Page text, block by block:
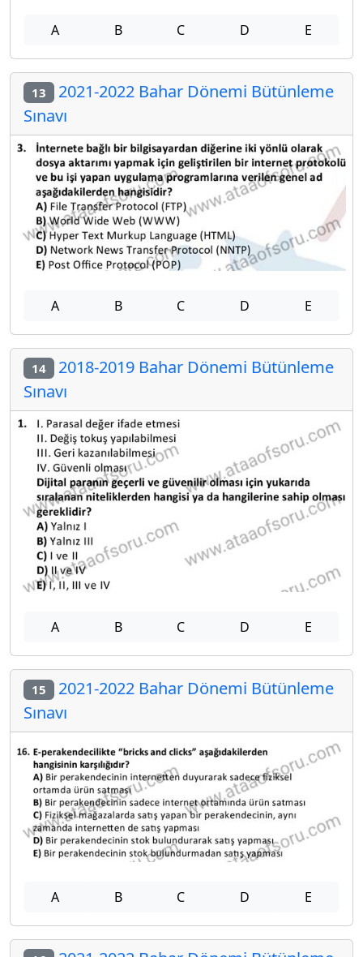
A B C D E
13 2021-2022 Bahar Dönemi Bütünleme
Sınavı
A B C D E
14 2018-2019 Bahar Dönemi Bütünleme
Sınavı
A B C D E
15 2021-2022 Bahar Dönemi Bütünleme
Sınavı
A B C D E